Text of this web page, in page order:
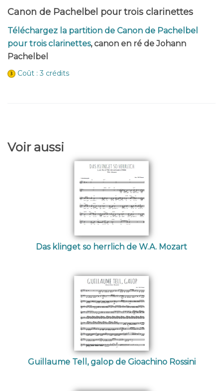
Canon de Pachelbel pour trois clarinettes
Téléchargez la partition de Canon de Pachelbel
pour trois clarinettes, canon en ré de Johann
Pachelbel
Coût : 3 crédits
Voir aussi
Das klinget so herrlich de W.A. Mozart
Guillaume Tell, galop de Gioachino Rossini